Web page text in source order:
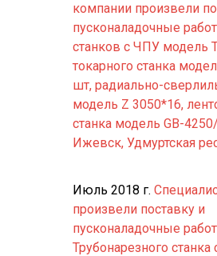
компании произвели
пусконаладочные
станков с ЧПУ модель
токарного станка
шт, радиально-
модель Z 3050*16,
станка модель GB-
Ижевск, Удмуртская
Июль 2018 г.
произвели поставку и
пусконаладочные
Трубонарезного